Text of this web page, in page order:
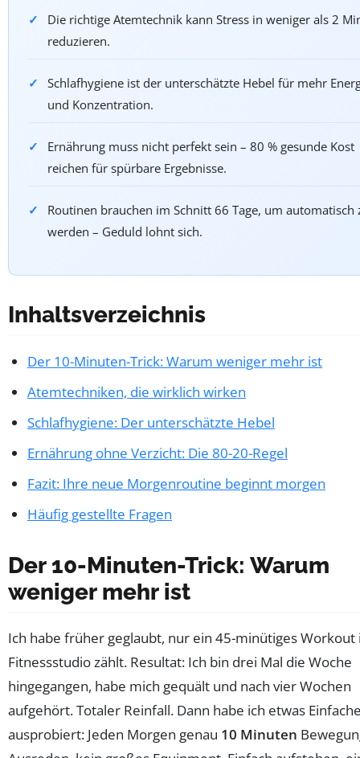
Die richtige Atemtechnik kann Stress in weniger als 2
reduzieren.
Schlafhygiene ist der unterschätzte Hebel für mehr
und Konzentration.
Ernährung muss nicht perfekt sein – 80 % gesunde Kost
reichen für spürbare Ergebnisse.
Routinen brauchen im Schnitt 66 Tage, um automatisch
werden – Geduld lohnt sich.
Inhaltsverzeichnis
Der 10-Minuten-Trick: Warum weniger mehr ist
Atemtechniken, die wirklich wirken
Schlafhygiene: Der unterschätzte Hebel
Ernährung ohne Verzicht: Die 80-20-Regel
Fazit: Ihre neue Morgenroutine beginnt morgen
Häufig gestellte Fragen
Der 10-Minuten-Trick: Warum
weniger mehr ist
Ich habe früher geglaubt, nur ein 45-minütiges Workout
Fitnessstudio zählt. Resultat: Ich bin drei Mal die Woche
hingegangen, habe mich gequält und nach vier Wochen
aufgehört. Totaler Reinfall. Dann habe ich etwas
ausprobiert: Jeden Morgen genau 10 Minuten